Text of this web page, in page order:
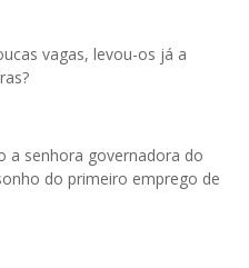
vagas, levou-os já a
a senhora governadora do
do primeiro emprego de